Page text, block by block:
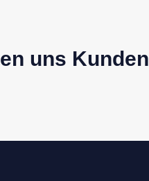
uns Kunden